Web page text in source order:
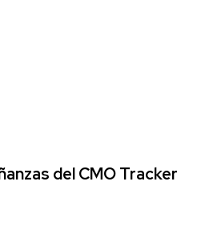
del CMO Tracker